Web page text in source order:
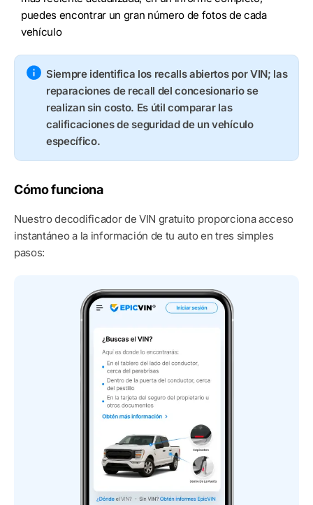
puedes encontrar un gran número de fotos de cada
vehículo
Siempre identifica los recalls abiertos por VIN; las
reparaciones de recall del concesionario se
realizan sin costo. Es útil comparar las
calificaciones de seguridad de un vehículo
específico.
Cómo funciona
Nuestro decodificador de VIN gratuito proporciona acceso
instantáneo a la información de tu auto en tres simples
pasos: